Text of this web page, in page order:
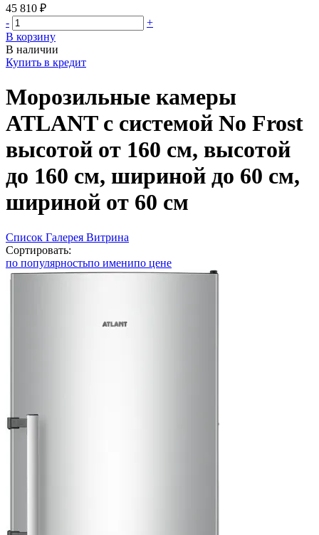
45 810 ₽
-
+
В корзину
В наличии
Купить в кредит
Морозильные камеры
ATLANT с системой No Frost
высотой от 160 см, высотой
до 160 см, шириной до 60 см,
шириной от 60 см
Список Галерея Витрина
Сортировать:
по популярностьпо именипо цене